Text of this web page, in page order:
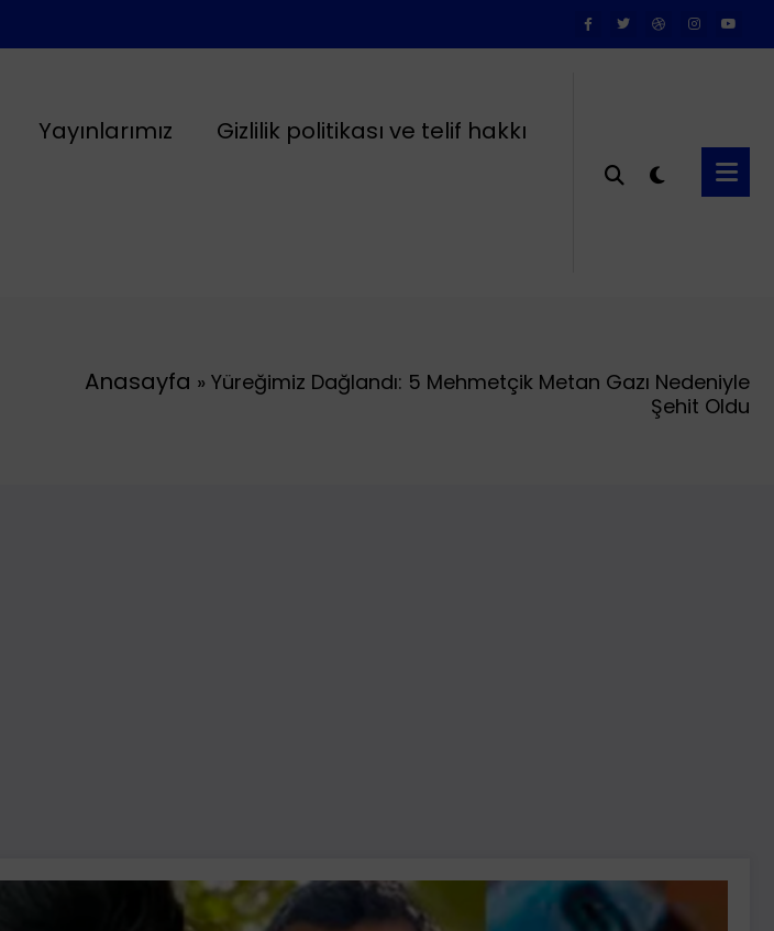
Yayınlarımız Gizlilik politikası ve telif hakkı
Anasayfa » Yüreğimiz Dağlandı: 5 Mehmetçik Metan Gazı Nedeniyle
Şehit Oldu